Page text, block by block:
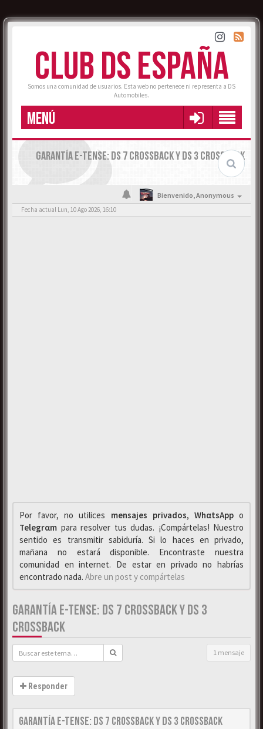
CLUB DS ESPAÑA
Somos una comunidad de usuarios. Esta web no pertenece ni representa a DS
Automobiles.
MENÚ
GARANTÍA E-TENSE: DS 7 CROSSBACK Y DS 3 CROSSBACK
Bienvenido,Anonymous
Fecha actual Lun, 10 Ago 2026, 16:10
Por favor, no utilices mensajes privados, WhαtsAppo
Telegrαm para resolver tus dudas. ¡Compártelas! Nuestro
sentido es transmitir sabiduría. Si lo haces en privado,
mañana no estará disponible. Encontraste nuestra
comunidad en internet. De estar en privado no habrías
encontrado nada. Abre un post y compártelas
GARANTÍA E-TENSE: DS 7 CROSSBACK Y DS 3
CROSSBACK
1 mensaje
Responder
Garantía E-Tense: DS 7 Crossback y DS 3 Crossback